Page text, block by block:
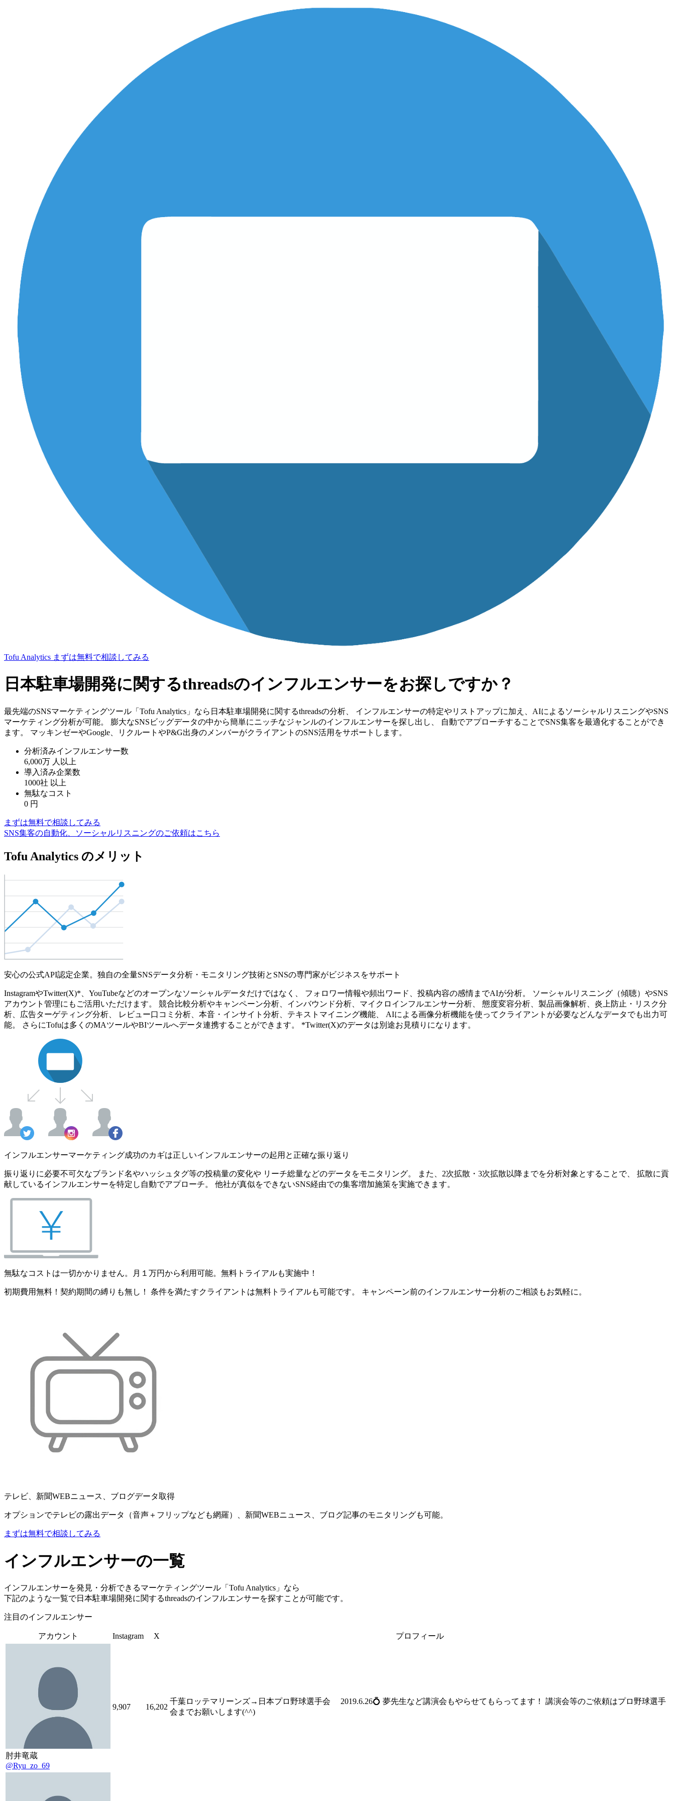
Tofu Analytics まずは無料で相談してみる
日本駐車場開発に関するthreadsのインフルエンサーをお探しですか？
最先端のSNSマーケティングツール「Tofu Analytics」なら日本駐車場開発に関するthreadsの分析、 インフルエンサーの特定やリストアップに加え、AIによるソーシャルリスニングやSNS
マーケティング分析が可能。 膨大なSNSビッグデータの中から簡単にニッチなジャンルのインフルエンサーを探し出し、 自動でアプローチすることでSNS集客を最適化することができ
ます。 マッキンゼーやGoogle、リクルートやP&G出身のメンバーがクライアントのSNS活用をサポートします。
分析済みインフルエンサー数
6,000万 人以上
導入済み企業数
1000社 以上
無駄なコスト
0 円
まずは無料で相談してみる
SNS集客の自動化、ソーシャルリスニングのご依頼はこちら
Tofu Analytics のメリット
安心の公式API認定企業。独自の全量SNSデータ分析・モニタリング技術とSNSの専門家がビジネスをサポート
InstagramやTwitter(X)*、YouTubeなどのオープンなソーシャルデータだけではなく、 フォロワー情報や頻出ワード、投稿内容の感情までAIが分析。 ソーシャルリスニング（傾聴）やSNS
アカウント管理にもご活用いただけます。 競合比較分析やキャンペーン分析、インバウンド分析、マイクロインフルエンサー分析、 態度変容分析、製品画像解析、炎上防止・リスク分
析、広告ターゲティング分析、 レビュー口コミ分析、本音・インサイト分析、テキストマイニング機能、 AIによる画像分析機能を使ってクライアントが必要などんなデータでも出力可
能。 さらにTofuは多くのMAツールやBIツールへデータ連携することができます。 *Twitter(X)のデータは別途お見積りになります。
インフルエンサーマーケティング成功のカギは正しいインフルエンサーの起用と正確な振り返り
振り返りに必要不可欠なブランド名やハッシュタグ等の投稿量の変化や リーチ総量などのデータをモニタリング。 また、2次拡散・3次拡散以降までを分析対象とすることで、 拡散に貢
献しているインフルエンサーを特定し自動でアプローチ。 他社が真似をできないSNS経由での集客増加施策を実施できます。
無駄なコストは一切かかりません。月１万円から利用可能。無料トライアルも実施中！
初期費用無料！契約期間の縛りも無し！ 条件を満たすクライアントは無料トライアルも可能です。 キャンペーン前のインフルエンサー分析のご相談もお気軽に。
テレビ、新聞WEBニュース、ブログデータ取得
オプションでテレビの露出データ（音声＋フリップなども網羅）、新聞WEBニュース、ブログ記事のモニタリングも可能。
まずは無料で相談してみる
インフルエンサーの一覧
インフルエンサーを発見・分析できるマーケティングツール「Tofu Analytics」なら
下記のような一覧で日本駐車場開発に関するthreadsのインフルエンサーを探すことが可能です。
注目のインフルエンサー
アカウント Instagram X プロフィール
肘井竜蔵
@Ryu_zo_69
9,907 16,202
千葉ロッテマリーンズ→日本プロ野球選手会 2019.6.26💍 夢先生など講演会もやらせてもらってます！ 講演会等のご依頼はプロ野球選手
会までお願いします(^^)